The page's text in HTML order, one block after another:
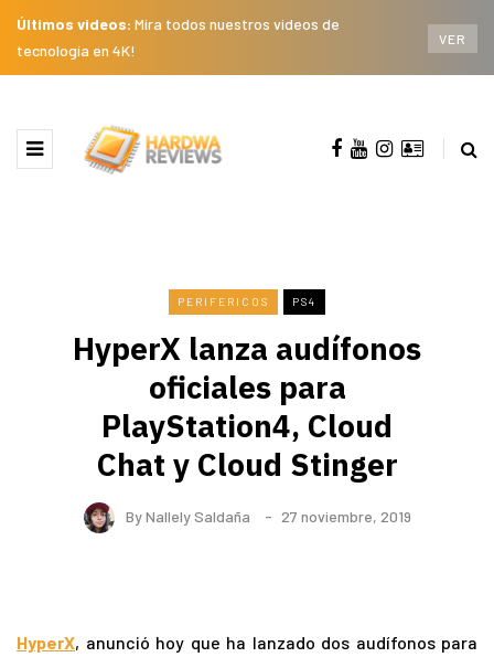
Últimos videos: Mira todos nuestros videos de
tecnología en 4K!
VER
PERIFERICOS PS4
HyperX lanza audífonos
oficiales para
PlayStation4, Cloud
Chat y Cloud Stinger
ByNallely Saldaña 27 noviembre, 2019
HyperX, anunció hoy que ha lanzado dos audífonos para